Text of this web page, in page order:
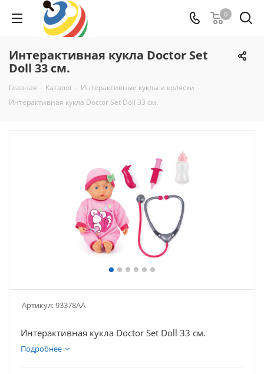
0
Интерактивная кукла Doctor Set
Doll 33 см.
Главная - Каталог - Интерактивные куклы и коляски -
Интерактивная кукла Doctor Set Doll 33 см.
Артикул:93378AA
Интерактивная кукла Doctor Set Doll 33 см.
Подробнее